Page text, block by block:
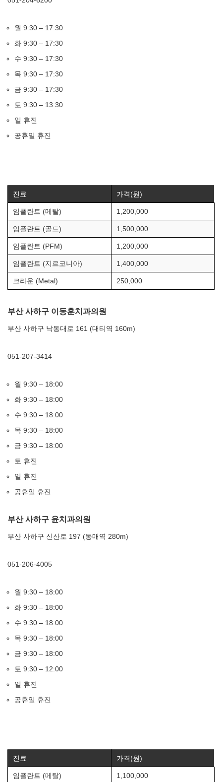
월 9:30 – 17:30
화 9:30 – 17:30
수 9:30 – 17:30
목 9:30 – 17:30
금 9:30 – 17:30
토 9:30 – 13:30
일 휴진
공휴일 휴진
진료 가격(원)
임플란트 (메탈) 1,200,000
임플란트 (골드) 1,500,000
임플란트 (PFM) 1,200,000
임플란트 (지르코니아) 1,400,000
크라운 (Metal) 250,000
부산 사하구 이동훈치과의원
부산 사하구 낙동대로 161 (대티역 160m)
051-207-3414
월 9:30 – 18:00
화 9:30 – 18:00
수 9:30 – 18:00
목 9:30 – 18:00
금 9:30 – 18:00
토 휴진
일 휴진
공휴일 휴진
부산 사하구 윤치과의원
부산 사하구 신산로 197 (동매역 280m)
051-206-4005
월 9:30 – 18:00
화 9:30 – 18:00
수 9:30 – 18:00
목 9:30 – 18:00
금 9:30 – 18:00
토 9:30 – 12:00
일 휴진
공휴일 휴진
진료 가격(원)
임플란트 (메탈) 1,100,000